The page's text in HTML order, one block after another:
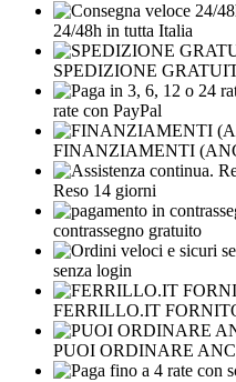
24/48h in tutta Italia
SPEDIZIONE
rate con PayPal
FINANZIAMENTI
Reso 14 giorni
contrassegno gratuito
senza login
FERRILLO.IT
PUOI ORDINARE